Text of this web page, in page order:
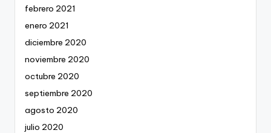
febrero 2021
enero 2021
diciembre 2020
noviembre 2020
octubre 2020
septiembre 2020
agosto 2020
julio 2020